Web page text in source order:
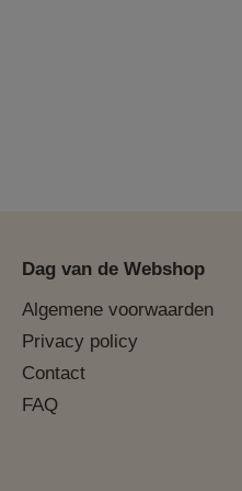
Dag van de Webshop
Algemene voorwaarden
Privacy policy
Contact
FAQ